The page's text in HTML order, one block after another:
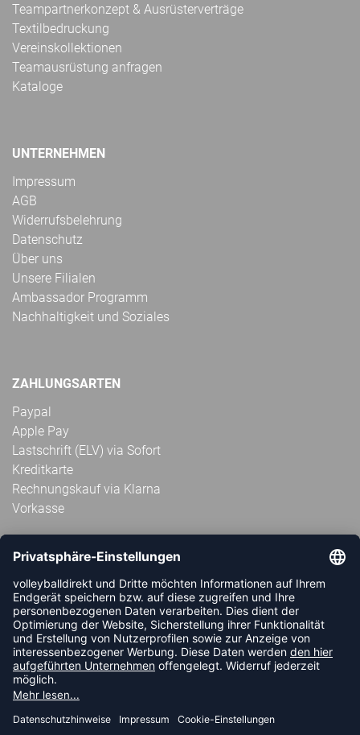
Teampartnerkonzept & Ausrüsterverträge
Textilbedruckung
Vereinskollektionen
Teamausrüstung anfragen
Kataloge
UNTERNEHMEN
Impressum
AGB
Widerrufsbelehrung
Datenschutz
Über uns
Unsere Filialen
Ambassador Programm
Nachhaltigkeit und Soziales
ZAHLUNGSARTEN
Paypal
Apple Pay
Lastschrift (ELV) via Sofort
Kreditkarte
Rechnungskauf via Klarna
Vorkasse
ABONNIERE JETZT DEN KOSTENLOSEN
VOLLEYBALLDIREKT-NEWSLETTER UND VERPASSE KEINE
NEUIGKEIT ODER AKTION MEHR.
JETZT ANMELDEN